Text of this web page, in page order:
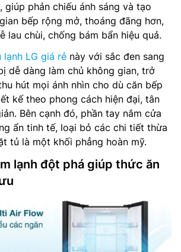
giúp phản chiếu ánh sáng và tạo
bếp rộng mở, thoáng đãng hơn,
lau chùi, chống bám bẩn hiệu quả.
lạnh LG giá rẻ này với sắc đen sang
dễ dàng làm chủ không gian, trở
hút mọi ánh nhìn cho dù căn bếp
kế theo phong cách hiện đại, tân
Bên cạnh đó, phần tay nắm cửa
ẩn tinh tế, loại bỏ các chi tiết thừa
tủ là một khối phẳng hoàn mỹ.
lạnh đột phá giúp thức ăn